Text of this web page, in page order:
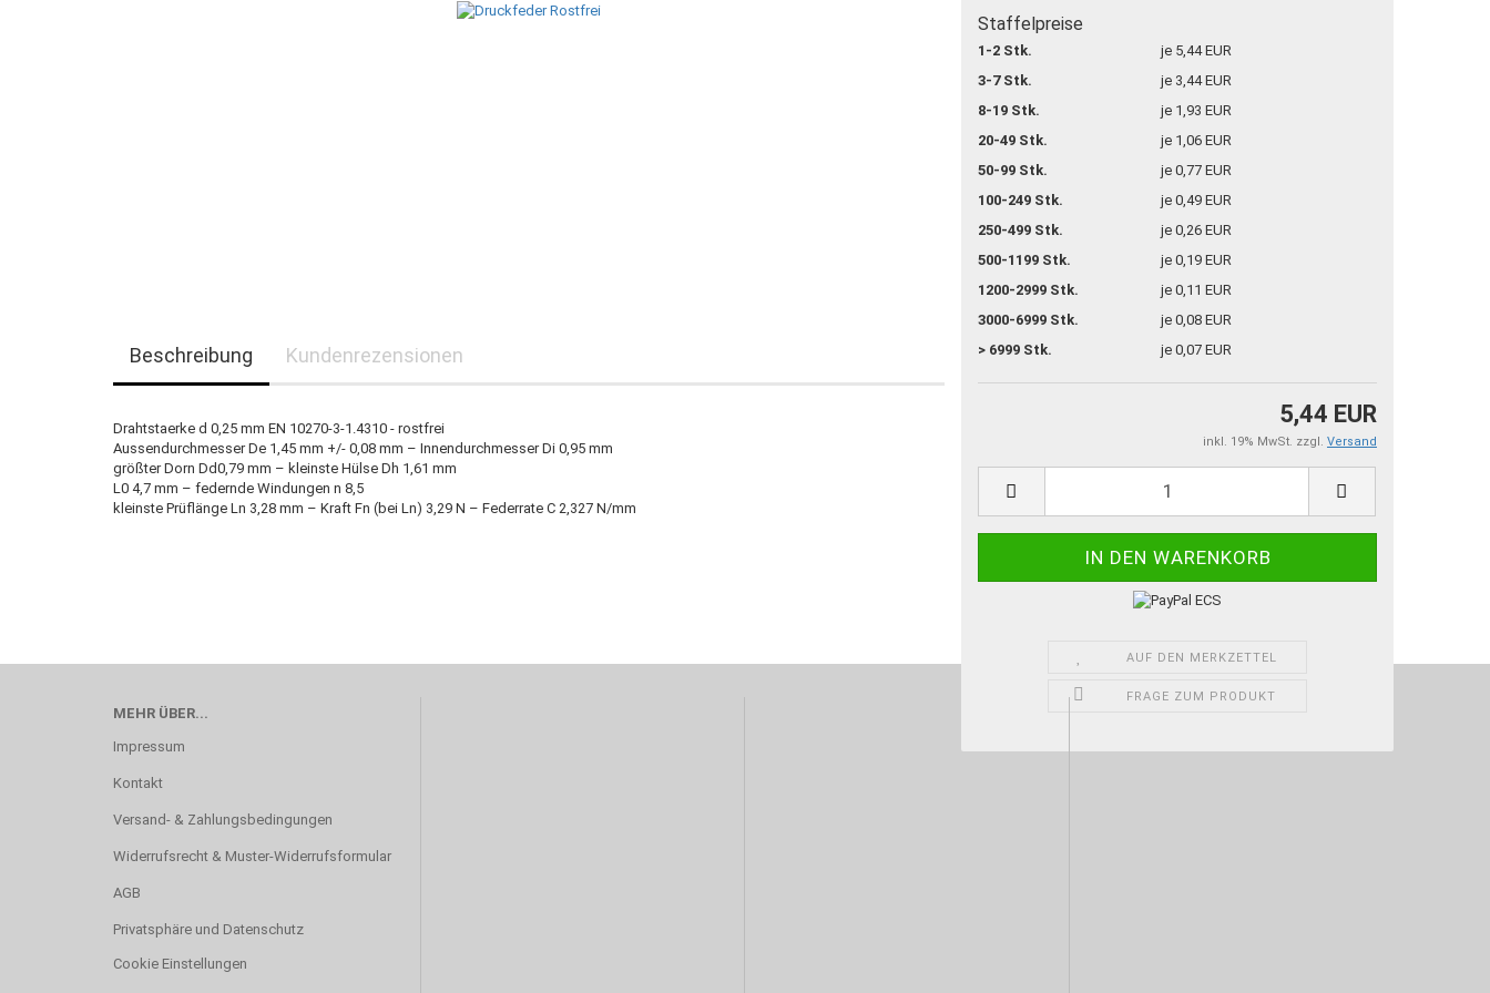
Staffelpreise
1-2 Stk.
je 5,44 EUR
3-7 Stk.
je 3,44 EUR
8-19 Stk.
je 1,93 EUR
20-49 Stk.
je 1,06 EUR
50-99 Stk.
je 0,77 EUR
100-249 Stk.
je 0,49 EUR
250-499 Stk.
je 0,26 EUR
500-1199 Stk.
je 0,19 EUR
1200-2999 Stk.
je 0,11 EUR
3000-6999 Stk.
je 0,08 EUR
> 6999 Stk.
je 0,07 EUR
5,44 EUR
inkl. 19% MwSt. zzgl. Versand
AUF DEN MERKZETTEL
FRAGE ZUM PRODUKT
Beschreibung Kundenrezensionen
Drahtstaerke d 0,25 mm EN 10270-3-1.4310 - rostfrei
Aussendurchmesser De 1,45 mm +/- 0,08 mm – Innendurchmesser Di 0,95 mm
größter Dorn Dd0,79 mm – kleinste Hülse Dh 1,61 mm
L0 4,7 mm – federnde Windungen n 8,5
kleinste Prüflänge Ln 3,28 mm – Kraft Fn (bei Ln) 3,29 N – Federrate C 2,327 N/mm
MEHR ÜBER...
Impressum
Kontakt
Versand- & Zahlungsbedingungen
Widerrufsrecht & Muster-Widerrufsformular
AGB
Privatsphäre und Datenschutz
Cookie Einstellungen